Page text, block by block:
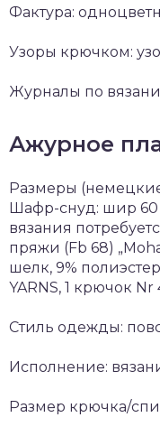
Фактура:
Узоры крючком:
Журналы по
Ажурное
Размеры
Шафр-снуд: шир 60
вязания
пряжи (Fb 68)
шелк, 9%
YARNS, 1 крючок Nr
Стиль одежды:
Исполнение:
Размер крючка/